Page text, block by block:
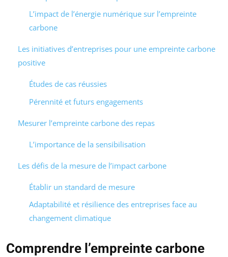
L’impact de l’énergie numérique sur l’empreinte
carbone
Les initiatives d’entreprises pour une empreinte carbone
positive
Études de cas réussies
Pérennité et futurs engagements
Mesurer l’empreinte carbone des repas
L’importance de la sensibilisation
Les défis de la mesure de l’impact carbone
Établir un standard de mesure
Adaptabilité et résilience des entreprises face au
changement climatique
Comprendre l’empreinte carbone